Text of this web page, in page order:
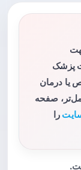
پزشک
یا درمان
صفحه
را